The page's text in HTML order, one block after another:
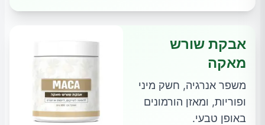
אבקת שורש
מאקה
משפר אנרגיה, חשק מיני
ופוריות, ומאזן הורמונים
באופן טבעי.